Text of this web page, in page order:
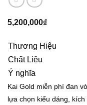
5,200,000₫
Thương Hiệu
Chất Liệu
Ý nghĩa
Kai Gold miễn phí đan
lựa chọn kiểu dáng,